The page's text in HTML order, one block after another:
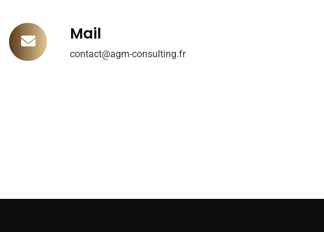
Mail
contact@agm-consulting.fr